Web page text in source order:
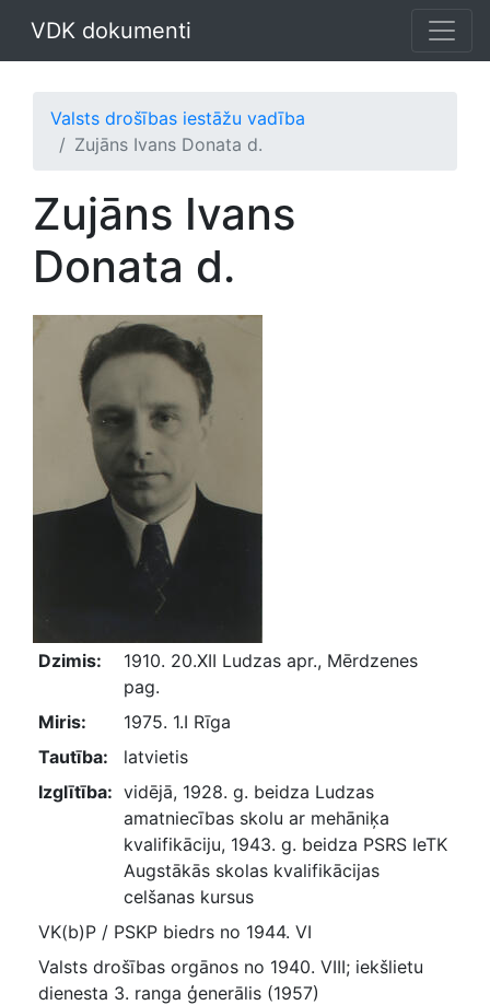
VDK dokumenti
Valsts drošības iestāžu vadība
Zujāns Ivans Donata d.
Zujāns Ivans
Donata d.
Dzimis:
1910. 20.XII Ludzas apr., Mērdzenes
pag.
Miris:
1975. 1.I Rīga
Tautība:
latvietis
Izglītība: vidējā, 1928. g. beidza Ludzas
amatniecības skolu ar mehāniķa
kvalifikāciju, 1943. g. beidza PSRS IeTK
Augstākās skolas kvalifikācijas
celšanas kursus
VK(b)P / PSKP biedrs no 1944. VI
Valsts drošības orgānos no 1940. VIII; iekšlietu
dienesta 3. ranga ģenerālis (1957)